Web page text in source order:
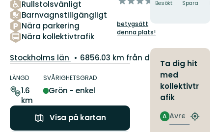
Rullstolsvänligt
Barnvagnstillgängligt
Nära parkering
Nära kollektivtrafik
stjärnor
betygsätt
denna plats!
Län:
Stockholms län 6856.03 km från dig
om
leden
LÄNGD
1.6
km
SVÅRIGHETSGRAD
Grön - enkel
Visa på kartan
Besökt Spara
Ta dig hit
med
kollektivtr
afik
Avresa
A
Hitta